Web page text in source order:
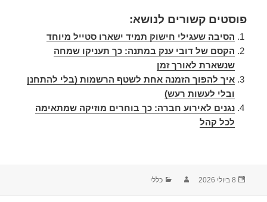
פוסטים קשורים לנושא:
הסיבה שעגילי חישוק תמיד ישארו סטייל מיוחד
הקסם של דובי ענק במתנה: כך תעניקו שמחה
שנשארת לאורך זמן
איך להפוך הזמנה אחת לשטף הרשמות (בלי להתחנן
ובלי לעשות רעש)
נגנים לאירוע חברה: כך בוחרים מוזיקה שמתאימה
לכל קהל
8 ביולי 2026 כללי